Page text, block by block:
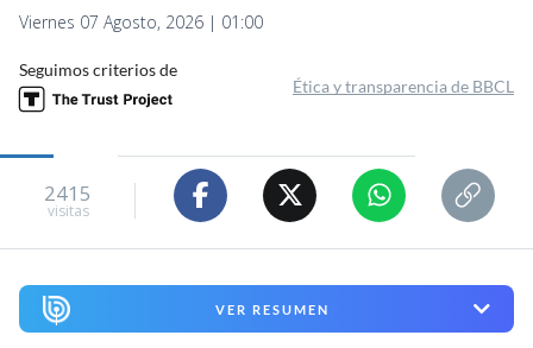
Viernes 07 Agosto, 2026 | 01:00
Seguimos criterios de
Ética y transparencia de BBCL
2415
visitas
VER RESUMEN